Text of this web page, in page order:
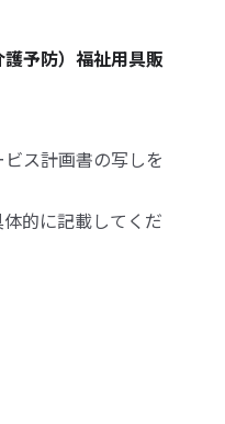
予防）福祉用具販
ス計画書の写しを
的に記載してくだ